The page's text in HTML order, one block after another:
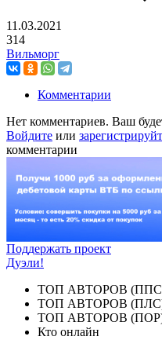
11.03.2021
314
Вильморг
Комментарии
Нет комментариев. Ваш
Войдите или
комментарии
Поддержать проект
Дуэли!
ТОП АВТОРОВ
ТОП АВТОРОВ
ТОП АВТОРОВ
Кто онлайн